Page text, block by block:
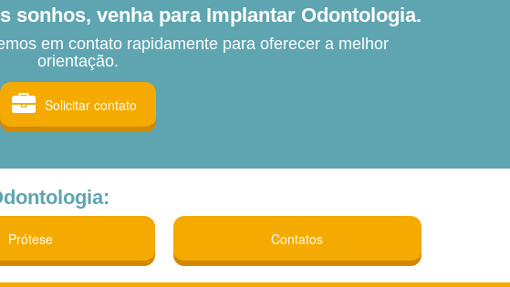
sonhos, venha para Implantar Odontologia.
em contato rapidamente para oferecer a melhor
orientação.
Solicitar contato
Prótese Contatos